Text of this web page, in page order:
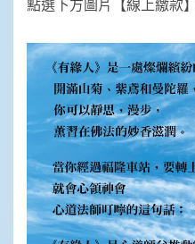
點選下方圖片【線上繳款